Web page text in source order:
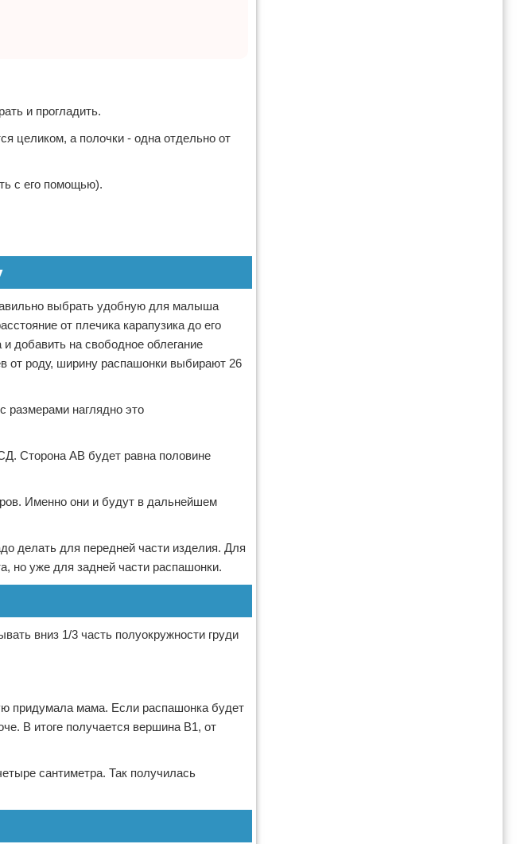
и прогладить.
целиком, а полочки - одна отдельно от
с его помощью).
выбрать удобную для малыша
от плечика карапузика до его
добавить на свободное облегание
от роду, ширину распашонки выбирают 26
размерами наглядно это
Сторона АВ будет равна половине
Именно они и будут в дальнейшем
делать для передней части изделия. Для
но уже для задней части распашонки.
вниз 1/3 часть полуокружности груди
придумала мама. Если распашонка будет
В итоге получается вершина В1, от
сантиметра. Так получилась